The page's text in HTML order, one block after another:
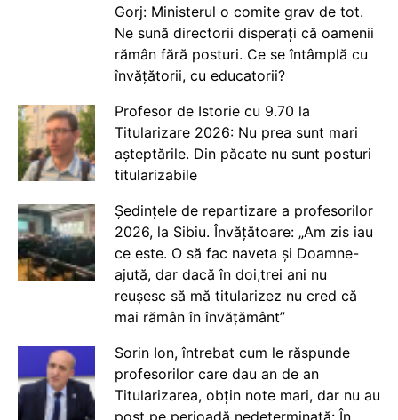
Gorj: Ministerul o comite grav de tot.
Ne sună directorii disperați că oamenii
rămân fără posturi. Ce se întâmplă cu
învățătorii, cu educatorii?
Profesor de Istorie cu 9.70 la
Titularizare 2026: Nu prea sunt mari
așteptările. Din păcate nu sunt posturi
titularizabile
Ședințele de repartizare a profesorilor
2026, la Sibiu. Învățătoare: „Am zis iau
ce este. O să fac naveta și Doamne-
ajută, dar dacă în doi,trei ani nu
reușesc să mă titularizez nu cred că
mai rămân în învățământ”
Sorin Ion, întrebat cum le răspunde
profesorilor care dau an de an
Titularizarea, obțin note mari, dar nu au
post pe perioadă nedeterminată: În